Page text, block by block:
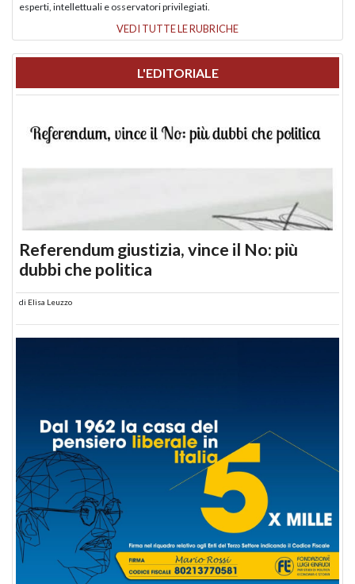
esperti, intellettuali e osservatori privilegiati.
VEDI TUTTE LE RUBRICHE
L'EDITORIALE
Referendum giustizia, vince il No: più
dubbi che politica
di Elisa Leuzzo